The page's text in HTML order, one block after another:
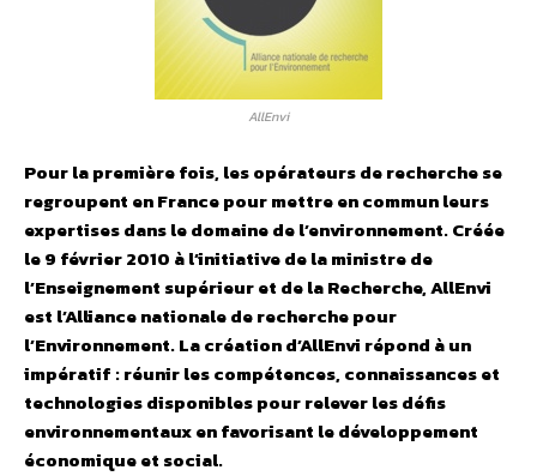
AllEnvi
Pour la première fois, les opérateurs de recherche se
regroupent en France pour mettre en commun leurs
expertises dans le domaine de l’environnement. Créée
le 9 février 2010 à l’initiative de la ministre de
l’Enseignement supérieur et de la Recherche, AllEnvi
est l’Alliance nationale de recherche pour
l’Environnement. La création d’AllEnvi répond à un
impératif : réunir les compétences, connaissances et
technologies disponibles pour relever les défis
environnementaux en favorisant le développement
économique et social.